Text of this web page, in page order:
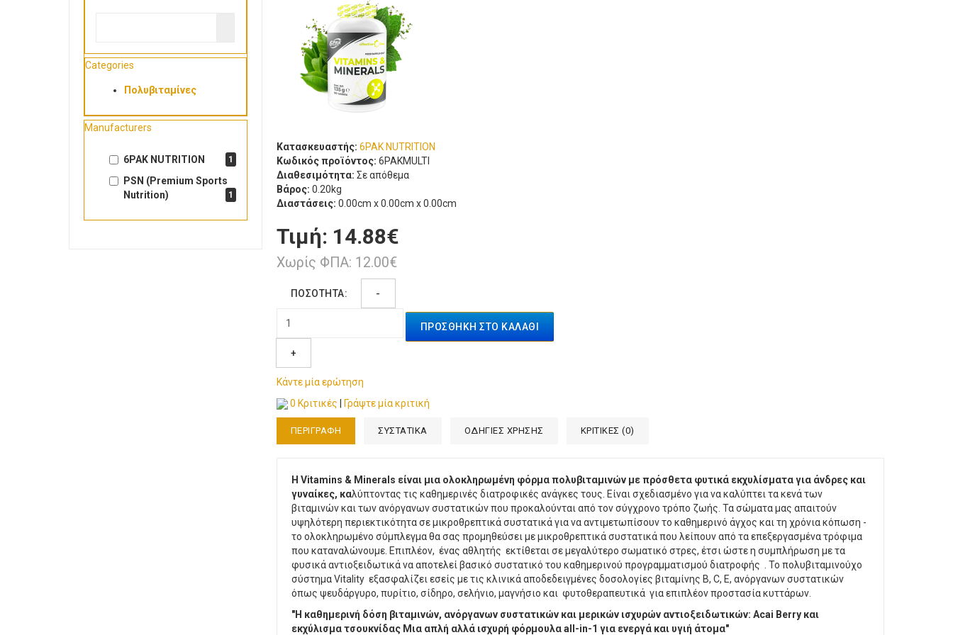
Κατασκευαστής: 6PAK NUTRITION
Κωδικός προϊόντος: 6PAKMULTI
Διαθεσιμότητα: Σε απόθεμα
Βάρος: 0.20kg
Διαστάσεις: 0.00cm x 0.00cm x 0.00cm
Τιμή: 14.88€
Χωρίς ΦΠΑ: 12.00€
ΠΟΣΌΤΗΤΑ: -
+
ΠΡΟΣΘΉΚΗ ΣΤΟ ΚΑΛΆΘΙ
Κάντε μία ερώτηση
0 Κριτικές
Γράψτε μία κριτική
ΠΕΡΙΓΡΑΦΉ ΣΥΣΤΑΤΙΚΑ ΟΔΗΓΙΕΣ ΧΡΗΣΗΣ ΚΡΙΤΙΚΈΣ (0)
H Vitamins & Minerals είναι μια ολοκληρωμένη φόρμα πολυβιταμινών με πρόσθετα φυτικά εκχυλίσματα για άνδρες και
γυναίκες, καλύπτοντας τις καθημερινές διατροφικές ανάγκες τους. Είναι σχεδιασμένο για να καλύπτει τα κενά των
βιταμινών και των ανόργανων συστατικών που προκαλούνται από τον σύγχρονο τρόπο ζωής. Τα σώματα μας απαιτούν
υψηλότερη περιεκτικότητα σε μικροθρεπτικά συστατικά για να αντιμετωπίσουν το καθημερινό άγχος και τη χρόνια κόπωση -
το ολοκληρωμένο σύμπλεγμα θα σας προμηθεύσει με μικροθρεπτικά συστατικά που λείπουν από τα επεξεργασμένα τρόφιμα
που καταναλώνουμε. Επιπλέον, ένας αθλητής εκτίθεται σε μεγαλύτερο σωματικό στρες, έτσι ώστε η συμπλήρωση με τα
φυσικά αντιοξειδωτικά να αποτελεί βασικό συστατικό του καθημερινού προγραμματισμού διατροφής . Το πολυβιταμινούχο
σύστημα Vitality εξασφαλίζει εσείς με τις κλινικά αποδεδειγμένες δοσολογίες βιταμίνης Β, C, Ε, ανόργανων συστατικών
όπως ψευδάργυρο, πυρίτιο, σίδηρο, σελήνιο, μαγνήσιο και φυτοθεραπευτικά για επιπλέον προστασία κυττάρων.
"Η καθημερινή δόση βιταμινών, ανόργανων συστατικών και μερικών ισχυρών αντιοξειδωτικών: Acai Berry και
εκχύλισμα τσουκνίδας Μια απλή αλλά ισχυρή φόρμουλα all-in-1 για ενεργά και υγιή άτομα"
Categories
Πολυβιταμίνες
Manufacturers
6PAK NUTRITION 1
PSN (Premium Sports
Nutrition)
1